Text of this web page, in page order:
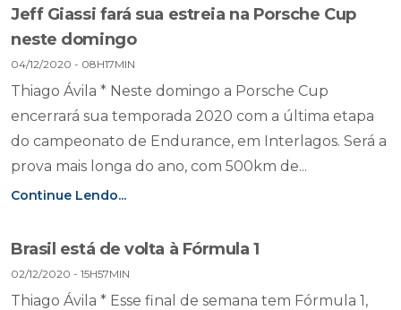
Jeff Giassi fará sua estreia na Porsche Cup
neste domingo
04/12/2020 - 08H17MIN
Thiago Ávila * Neste domingo a Porsche Cup
encerrará sua temporada 2020 com a última etapa
do campeonato de Endurance, em Interlagos. Será a
prova mais longa do ano, com 500km de...
Continue Lendo...
Brasil está de volta à Fórmula 1
02/12/2020 - 15H57MIN
Thiago Ávila * Esse final de semana tem Fórmula 1,